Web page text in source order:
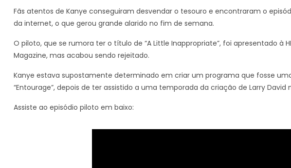
Fãs atentos de Kanye conseguiram desvendar o tesouro e encontraram o
da internet, o que gerou grande alarido no fim de semana.
O piloto, que se rumora ter o título de “A Little Inappropriate”, foi apresentado à
Magazine, mas acabou sendo rejeitado.
Kanye estava supostamente determinado em criar um programa que fosse
“Entourage”, depois de ter assistido a uma temporada da criação de Larry David
Assiste ao episódio piloto em baixo: